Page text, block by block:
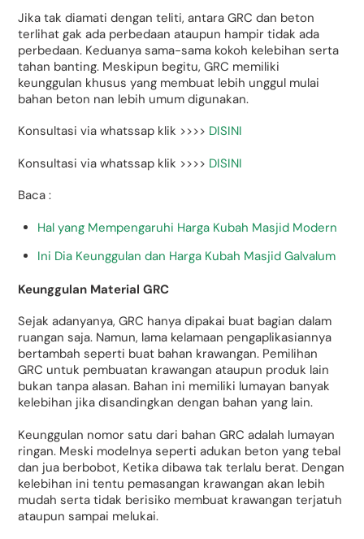
Jika tak diamati dengan teliti, antara GRC dan beton
terlihat gak ada perbedaan ataupun hampir tidak ada
perbedaan. Keduanya sama-sama kokoh kelebihan serta
tahan banting. Meskipun begitu, GRC memiliki
keunggulan khusus yang membuat lebih unggul mulai
bahan beton nan lebih umum digunakan.
Konsultasi via whatssap klik >>>> DISINI
Konsultasi via whatssap klik >>>> DISINI
Baca :
Hal yang Mempengaruhi Harga Kubah Masjid Modern
Ini Dia Keunggulan dan Harga Kubah Masjid Galvalum
Keunggulan Material GRC
Sejak adanyanya, GRC hanya dipakai buat bagian dalam
ruangan saja. Namun, lama kelamaan pengaplikasiannya
bertambah seperti buat bahan krawangan. Pemilihan
GRC untuk pembuatan krawangan ataupun produk lain
bukan tanpa alasan. Bahan ini memiliki lumayan banyak
kelebihan jika disandingkan dengan bahan yang lain.
Keunggulan nomor satu dari bahan GRC adalah lumayan
ringan. Meski modelnya seperti adukan beton yang tebal
dan jua berbobot, Ketika dibawa tak terlalu berat. Dengan
kelebihan ini tentu pemasangan krawangan akan lebih
mudah serta tidak berisiko membuat krawangan terjatuh
ataupun sampai melukai.